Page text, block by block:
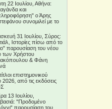
22 Ιουλίου, Αθήνα:
και
ο Άρης
συνομιλεί με το
31 Ιουλίου, Σύρος:
Ιστορίες πίσω από το
παρουσίαση του νέου
των Χρήστου
& Φάνη
επιστημονικού
2026, από τις εκδόσεις
13 Ιουλίου,
"Προδομένο
παρουσίαση του